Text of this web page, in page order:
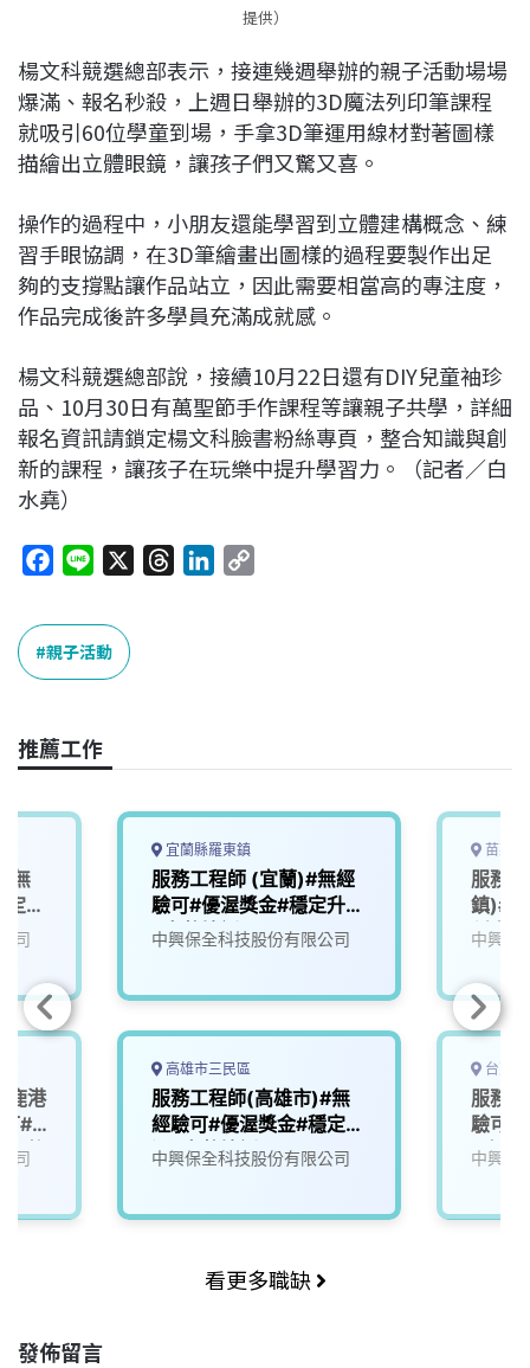
提供）
楊文科競選總部表示，接連幾週舉辦的親子活動場場
爆滿、報名秒殺，上週日舉辦的3D魔法列印筆課程
就吸引60位學童到場，手拿3D筆運用線材對著圖樣
描繪出立體眼鏡，讓孩子們又驚又喜。
操作的過程中，小朋友還能學習到立體建構概念、練
習手眼協調，在3D筆繪畫出圖樣的過程要製作出足
夠的支撐點讓作品站立，因此需要相當高的專注度，
作品完成後許多學員充滿成就感。
楊文科競選總部說，接續10月22日還有DIY兒童袖珍
品、10月30日有萬聖節手作課程等讓親子共學，詳細
報名資訊請鎖定楊文科臉書粉絲專頁，整合知識與創
新的課程，讓孩子在玩樂中提升學習力。（記者／白
水堯）
c
e
b
o
k
n
e
n
k
親子活動
推薦工作
無
升
司
鹿港
#
整
司
宜蘭縣羅東鎮
服務工程師 (宜蘭)#無經
驗可#優渥獎金#穩定升遷
#完整培訓
中興保全科技股份有限公司
高雄市三民區
服務工程師(高雄市)#無
經驗可#優渥獎金#穩定升
遷#完整培訓
中興保全科技股份有限公司
苗栗
服務
鎮)#
穩定
中興保
台東
服務
驗可#
#完整
中興保
看更多職缺
發佈留言